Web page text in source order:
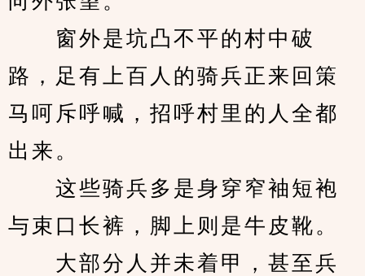
窗外是坑凸不平的村中破
路，足有上百人的骑兵正来回策
马呵斥呼喊，招呼村里的人全都
出来。
这些骑兵多是身穿窄袖短袍
与束口长裤，脚上则是牛皮靴。
大部分人并未着甲，甚至兵